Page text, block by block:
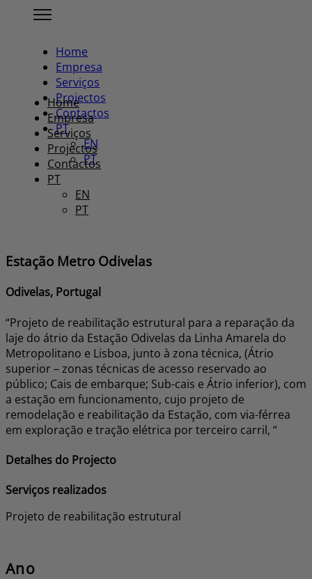
Home
Empresa
Serviços
Projectos
Contactos
PT
EN
PT
Home
Empresa
Serviços
Projectos
Contactos
PT
EN
PT
Estação Metro Odivelas
Odivelas, Portugal
“Projeto de reabilitação estrutural para a reparação da
laje do átrio da Estação Odivelas da Linha Amarela do
Metropolitano e Lisboa, junto à zona técnica, (Átrio
superior – zonas técnicas de acesso reservado ao
público; Cais de embarque; Sub-cais e Átrio inferior), com
a estação em funcionamento, cujo projeto de
remodelação e reabilitação da Estação, com via-férrea
em exploração e tração elétrica por terceiro carril, “
Detalhes do Projecto
Serviços realizados
Projeto de reabilitação estrutural
Ano